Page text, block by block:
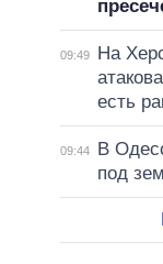
09:49
На
есть
09:44
В
под